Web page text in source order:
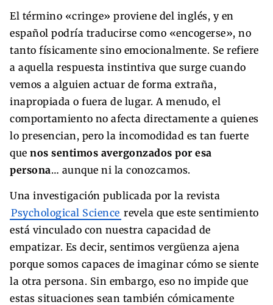
El término «cringe» proviene del inglés, y en
español podría traducirse como «encogerse», no
tanto físicamente sino emocionalmente. Se refiere
a aquella respuesta instintiva que surge cuando
vemos a alguien actuar de forma extraña,
inapropiada o fuera de lugar. A menudo, el
comportamiento no afecta directamente a quienes
lo presencian, pero la incomodidad es tan fuerte
que nos sentimos avergonzados por esa
persona… aunque ni la conozcamos.
Una investigación publicada por la revista
Psychological Science revela que este sentimiento
está vinculado con nuestra capacidad de
empatizar. Es decir, sentimos vergüenza ajena
porque somos capaces de imaginar cómo se siente
la otra persona. Sin embargo, eso no impide que
estas situaciones sean también cómicamente